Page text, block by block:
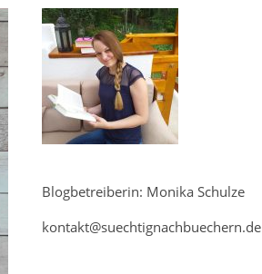
Blogbetreiberin: Monika Schulze
kontakt@suechtignachbuechern.de